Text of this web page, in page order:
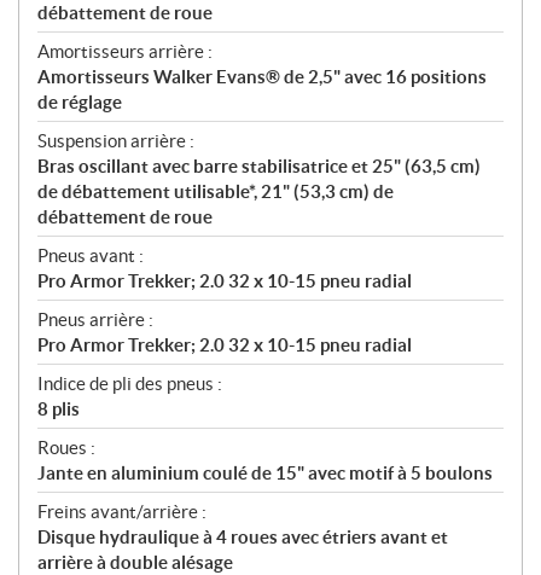
débattement de roue
Amortisseurs arrière :
Amortisseurs Walker Evans® de 2,5" avec 16 positions
de réglage
Suspension arrière :
Bras oscillant avec barre stabilisatrice et 25" (63,5 cm)
de débattement utilisable*, 21" (53,3 cm) de
débattement de roue
Pneus avant :
Pro Armor Trekker; 2.0 32 x 10-15 pneu radial
Pneus arrière :
Pro Armor Trekker; 2.0 32 x 10-15 pneu radial
Indice de pli des pneus :
8 plis
Roues :
Jante en aluminium coulé de 15" avec motif à 5 boulons
Freins avant/arrière :
Disque hydraulique à 4 roues avec étriers avant et
arrière à double alésage